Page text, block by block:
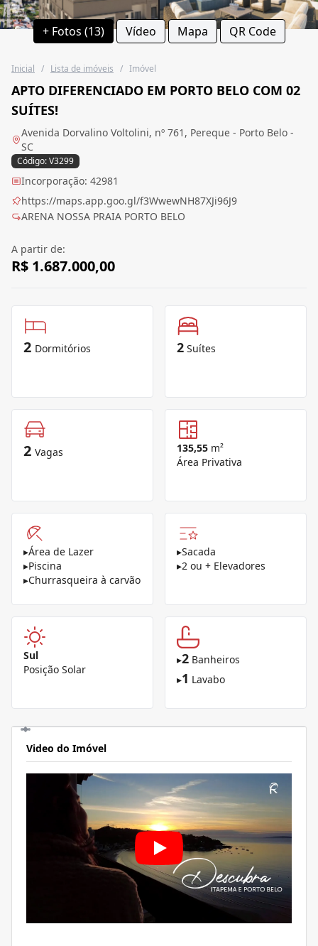
+ Fotos (13) Vídeo Mapa QR Code
Inicial / Lista de imóveis / Imóvel
APTO DIFERENCIADO EM PORTO BELO COM 02
SUÍTES!
Avenida Dorvalino Voltolini, nº 761, Pereque - Porto Belo -
SC
Código: V3299
Incorporação: 42981
https://maps.app.goo.gl/f3WwewNH87XJi96J9
ARENA NOSSA PRAIA PORTO BELO
A partir de:
R$ 1.687.000,00
2 Dormitórios 2 Suítes
2 Vagas 135,55 m²
Área Privativa
▸Área de Lazer
▸Piscina
▸Churrasqueira à carvão
▸Sacada
▸2 ou + Elevadores
Sul
Posição Solar
▸2 Banheiros
▸1 Lavabo
Video do Imóvel